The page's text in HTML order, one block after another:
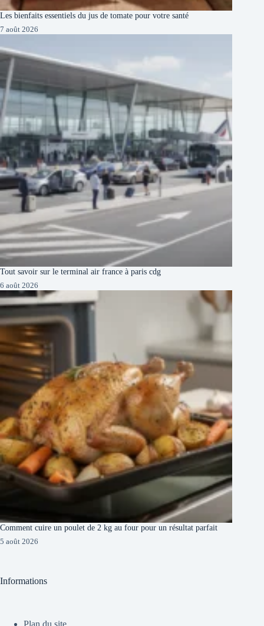
Les bienfaits essentiels du jus de tomate pour votre santé
7 août 2026
Tout savoir sur le terminal air france à paris cdg
6 août 2026
Comment cuire un poulet de 2 kg au four pour un résultat parfait
5 août 2026
Informations
Plan du site